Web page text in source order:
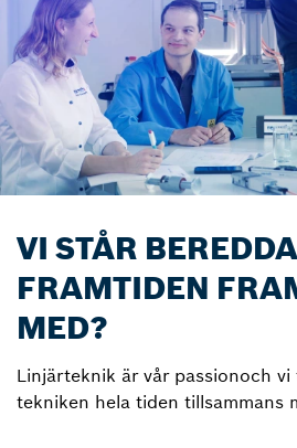
VI STÅR
FRAMTIDEN
MED?
Linjärteknik är vår passionoch
tekniken hela tiden tillsammans